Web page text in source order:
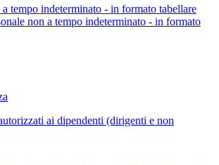
a tempo indeterminato - in formato tabellare
non a tempo indeterminato - in formato
ai dipendenti (dirigenti e non